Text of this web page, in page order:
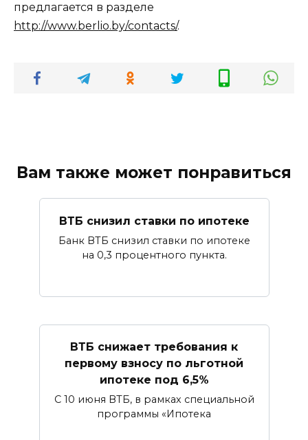
предлагается в разделе
http://www.berlio.by/contacts/.
Вам также может понравиться
ВТБ снизил ставки по ипотеке
Банк ВТБ снизил ставки по ипотеке
на 0,3 процентного пункта.
ВТБ снижает требования к
первому взносу по льготной
ипотеке под 6,5%
С 10 июня ВТБ, в рамках специальной
программы «Ипотека